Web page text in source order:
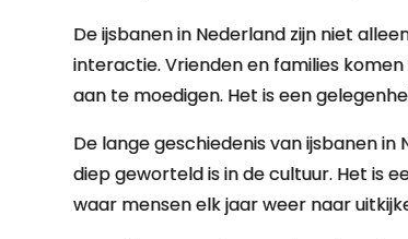
De ijsbanen in Nederland zijn niet
interactie. Vrienden en families
aan te moedigen. Het is een
De lange geschiedenis van ijsbanen
diep geworteld is in de cultuur. Het is
waar mensen elk jaar weer naar